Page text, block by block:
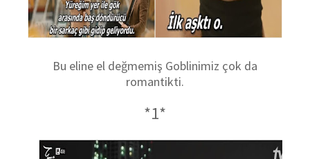
Bu eline el değmemiş Goblinimiz çok da
romantikti.
*1*